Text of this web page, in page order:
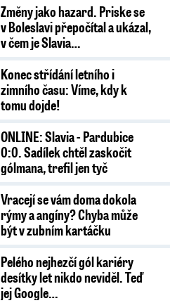
Změny jako hazard. Priske se
v Boleslavi přepočítal a ukázal,
v čem je Slavia…
Konec střídání letního i
zimního času: Víme, kdy k
tomu dojde!
ONLINE: Slavia - Pardubice
0:0. Sadílek chtěl zaskočit
gólmana, trefil jen tyč
Vracejí se vám doma dokola
rýmy a angíny? Chyba může
být v zubním kartáčku
Pelého nejhezčí gól kariéry
desítky let nikdo neviděl. Teď
jej Google…